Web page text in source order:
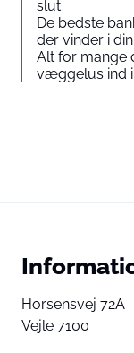
slut
De bedste
der vinder i
Alt for mange
væggelus ind
Horsensvej 72A
Vejle 7100